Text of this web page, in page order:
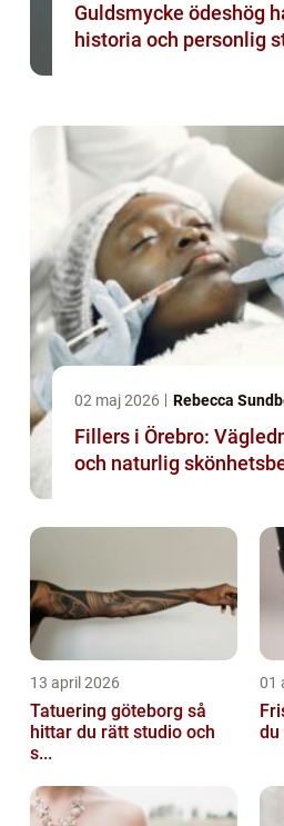
Guldsmycke ödeshög hantverk,
historia och personlig
02 maj 2026 Rebecca
Fillers i Örebro:
och naturlig
13 april 2026
Tatuering göteborg så
hittar du rätt studio och
s...
01
du